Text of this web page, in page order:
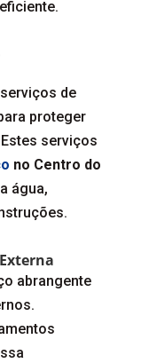
de
proteger
serviços
no Centro do
água,
abrangente